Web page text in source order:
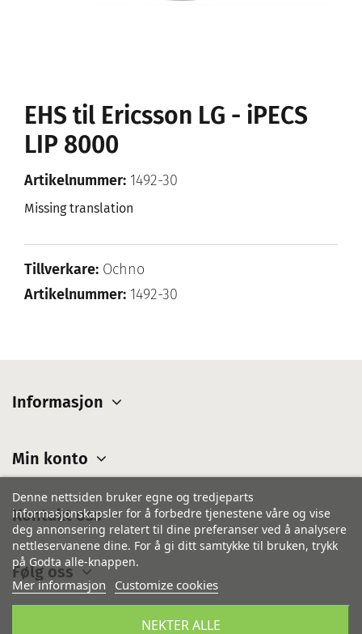
EHS til Ericsson LG - iPECS
LIP 8000
Artikelnummer: 1492-30
Missing translation
Tillverkare: Ochno
Artikelnummer: 1492-30
Informasjon
Min konto
Kontakt oss
Denne nettsiden bruker egne og tredjeparts
informasjonskapsler for å forbedre tjenestene våre og vise
deg annonsering relatert til dine preferanser ved å analysere
nettleservanene dine. For å gi ditt samtykke til bruken, trykk
på Godta alle-knappen.
Mer informasjon Customize cookies
NEKTER ALLE
Følg oss